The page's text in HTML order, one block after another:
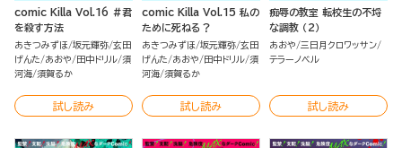
comic Killa Vol.16 ＃君
を殺す方法
あきつみずほ 坂元輝弥 玄田
げんた
あおや 田中ドリル 須
河海 須賀るか
試し読み
comic Killa Vol.15 私の
ために死ねる？
あきつみずほ 坂元輝弥 玄田
げんた
あおや 田中ドリル 須
河海 須賀るか
試し読み
痴辱の教室 転校生の不埒
な調教 （2）
あおや 三日月クロワッサン
テラーノベル
試し読み